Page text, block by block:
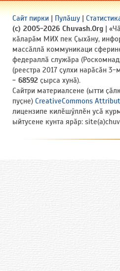
Сайт пирки | Пулӑшу |
(c) 2005-2026 Chuvash.Org |
кӑларӑм МИХ пек Ҫыхӑну,
массӑллӑ коммуникаци
федераллӑ служӑра
(реестра 2017 ҫулхи нарӑсӑн
- 68592 ҫырса хунӑ).
Сайтри материалсене (ытти
пуҫне) CreativeCommons
лицензипе килӗшӳллӗн усӑ
ыйтусене кунта ярӑр: